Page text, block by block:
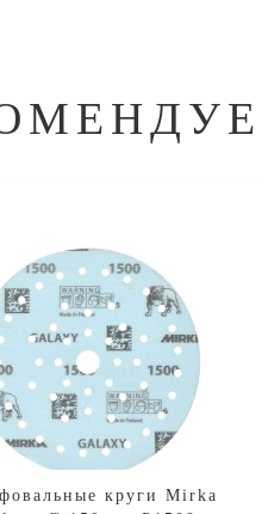
круги Mirka